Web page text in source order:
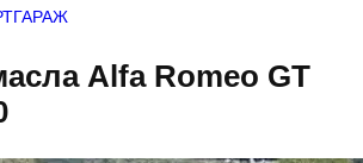
Alfa Romeo GT